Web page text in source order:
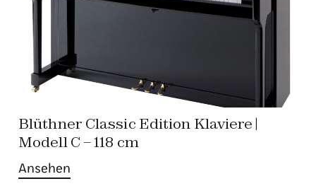
Blüthner Classic Edition Klaviere |
Modell C – 118 cm
Ansehen